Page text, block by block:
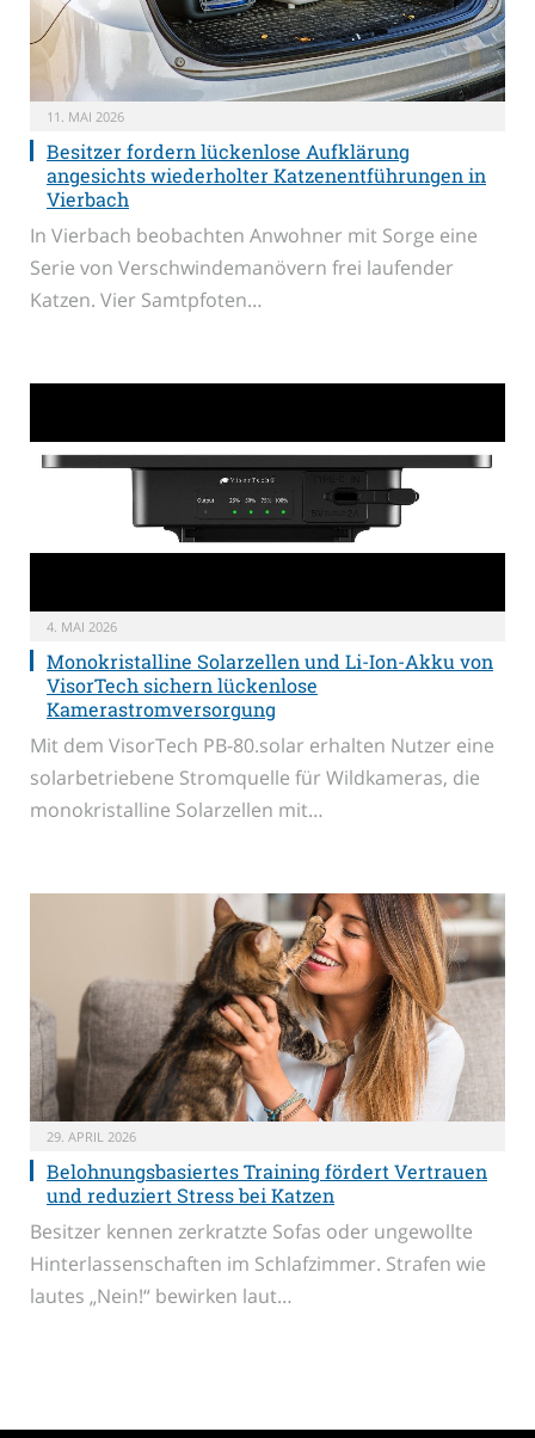
11. MAI 2026
Besitzer fordern lückenlose Aufklärung
angesichts wiederholter Katzenentführungen in
Vierbach
In Vierbach beobachten Anwohner mit Sorge eine
Serie von Verschwindemanövern frei laufender
Katzen. Vier Samtpfoten…
4. MAI 2026
Monokristalline Solarzellen und Li-Ion-Akku von
VisorTech sichern lückenlose
Kamerastromversorgung
Mit dem VisorTech PB-80.solar erhalten Nutzer eine
solarbetriebene Stromquelle für Wildkameras, die
monokristalline Solarzellen mit…
29. APRIL 2026
Belohnungsbasiertes Training fördert Vertrauen
und reduziert Stress bei Katzen
Besitzer kennen zerkratzte Sofas oder ungewollte
Hinterlassenschaften im Schlafzimmer. Strafen wie
lautes „Nein!“ bewirken laut…